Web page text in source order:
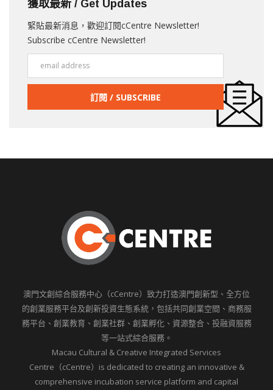
獲取最新 / Get Updates
緊貼最新消息，歡迎訂閱cCentre Newsletter!
Subscribe cCentre Newsletter!
澳門文創綜合服務中心（cCentre）致力打造澳門創新型、全方位
的創業服務平台及創新投資生態系統，包括共同創業空間、商務服
務平台、創業教育、創業社群、創業孵化、資源整合、投融資服務
等一站式綜合服務。
Macau Cultural & Creative Integrated Services
Centre（cCentre）is dedicated to creating an innovative &
comprehensive incubation service platform and capital